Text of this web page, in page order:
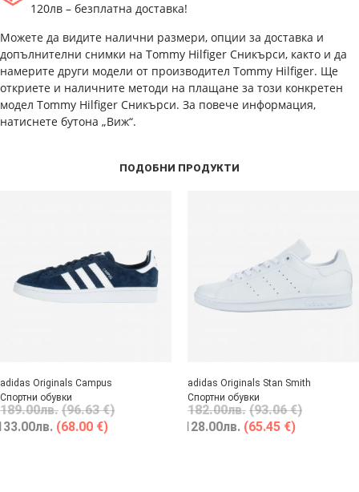
120лв – безплатна доставка!
Можете да видите налични размери, опции за доставка и
допълнителни снимки на Tommy Hilfiger Сникърси, както и да
намерите други модели от производител Tommy Hilfiger. Ще
откриете и наличните методи на плащане за този конкретен
модел Tommy Hilfiger Сникърси. За повече информация,
натиснете бутона „Виж“.
ПОДОБНИ ПРОДУКТИ
adidas Originals Campus
Спортни обувки
189.00лв. (96.63 €)
лв. (68.00 €)
adidas Originals Stan Smith
Спортни обувки
182.00лв. (93.06 €)
128.00лв. (65.45 €)